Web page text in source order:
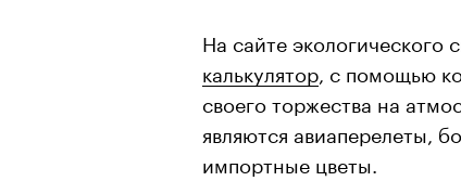
На сайте экологического
калькулятор , с помощью
своего торжества на
являются авиаперелеты,
импортные цветы.